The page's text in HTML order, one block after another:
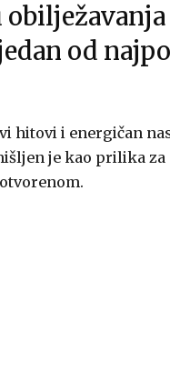
od
hitovi i energičan
je kao prilika